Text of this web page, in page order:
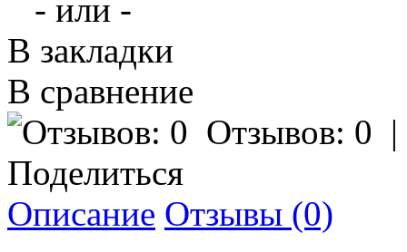
- или -
В закладки
В сравнение
Отзывов: 0
Поделиться
Описание Отзывы (0)